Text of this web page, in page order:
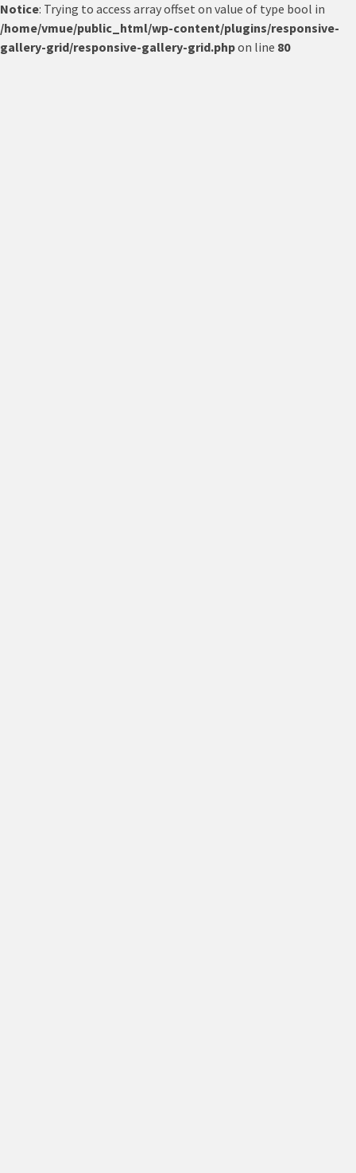
Notice: Trying to access array offset on value of type bool in
/home/vmue/public_html/wp-content/plugins/responsive-
gallery-grid/responsive-gallery-grid.phpon line 80